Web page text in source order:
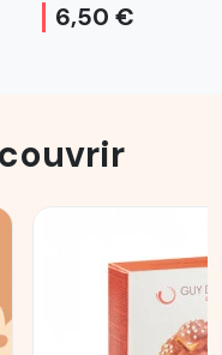
6,50 €